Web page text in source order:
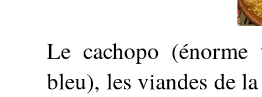
Le cachopo (énorme
bleu), les viandes de